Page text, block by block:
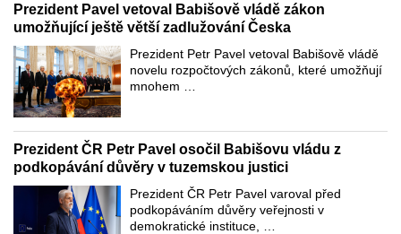
Prezident Pavel vetoval Babišově vládě zákon
umožňující ještě větší zadlužování Česka
Prezident Petr Pavel vetoval Babišově vládě
novelu rozpočtových zákonů, které umožňují
mnohem …
Prezident ČR Petr Pavel osočil Babišovu vládu z
podkopávání důvěry v tuzemskou justici
Prezident ČR Petr Pavel varoval před
podkopáváním důvěry veřejnosti v
demokratické instituce, …